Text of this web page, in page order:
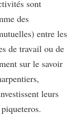
sont
des
entre les
de travail ou de
sur le savoir
leurs